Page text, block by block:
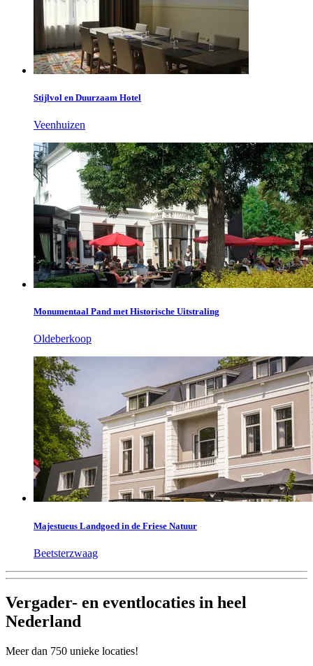
Stijlvol en Duurzaam Hotel
Veenhuizen
Monumentaal Pand met Historische Uitstraling
Oldeberkoop
Majestueus Landgoed in de Friese Natuur
Beetsterzwaag
Vergader- en eventlocaties in heel
Nederland
Meer dan 750 unieke locaties!